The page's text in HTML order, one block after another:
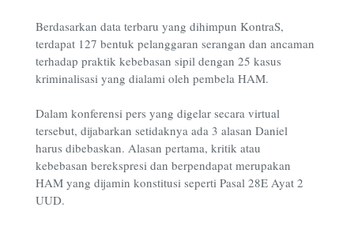
Berdasarkan data terbaru yang dihimpun KontraS,
terdapat 127 bentuk pelanggaran serangan dan ancaman
terhadap praktik kebebasan sipil dengan 25 kasus
kriminalisasi yang dialami oleh pembela HAM.
Dalam konferensi pers yang digelar secara virtual
tersebut, dijabarkan setidaknya ada 3 alasan Daniel
harus dibebaskan. Alasan pertama, kritik atau
kebebasan berekspresi dan berpendapat merupakan
HAM yang dijamin konstitusi seperti Pasal 28E Ayat 2
UUD.